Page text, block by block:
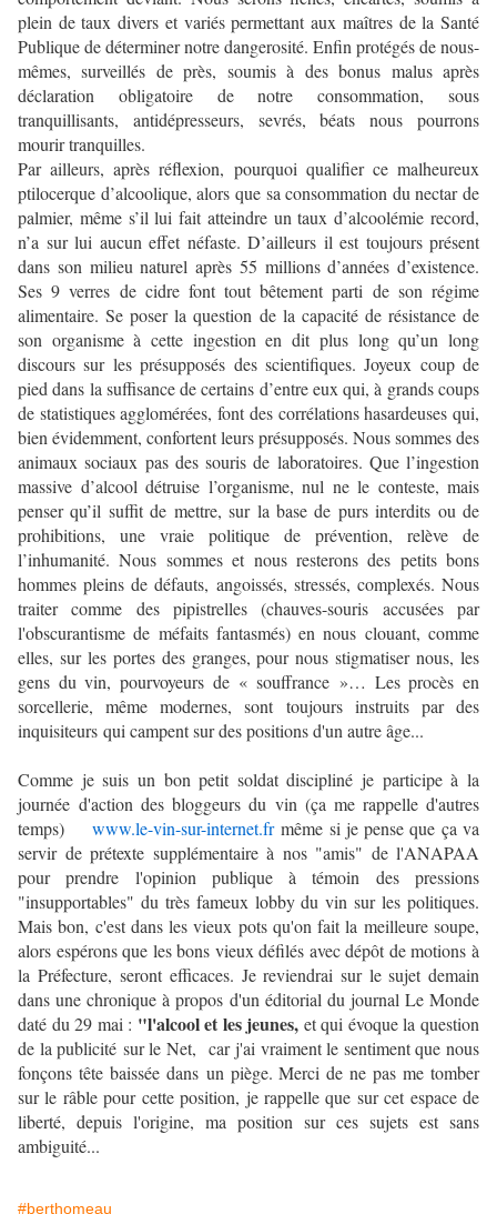
plein de taux divers et variés permettant aux maîtres de la Santé
Publique de déterminer notre dangerosité. Enfin protégés de nous-
mêmes, surveillés de près, soumis à des bonus malus après
déclaration obligatoire de notre consommation, sous
tranquillisants, antidépresseurs, sevrés, béats nous pourrons
mourir tranquilles.
Par ailleurs, après réflexion, pourquoi qualifier ce malheureux
ptilocerque d’alcoolique, alors que sa consommation du nectar de
palmier, même s’il lui fait atteindre un taux d’alcoolémie record,
n’a sur lui aucun effet néfaste. D’ailleurs il est toujours présent
dans son milieu naturel après 55 millions d’années d’existence.
Ses 9 verres de cidre font tout bêtement parti de son régime
alimentaire. Se poser la question de la capacité de résistance de
son organisme à cette ingestion en dit plus long qu’un long
discours sur les présupposés des scientifiques. Joyeux coup de
pied dans la suffisance de certains d’entre eux qui, à grands coups
de statistiques agglomérées, font des corrélations hasardeuses qui,
bien évidemment, confortent leurs présupposés. Nous sommes des
animaux sociaux pas des souris de laboratoires. Que l’ingestion
massive d’alcool détruise l’organisme, nul ne le conteste, mais
penser qu’il suffit de mettre, sur la base de purs interdits ou de
prohibitions, une vraie politique de prévention, relève de
l’inhumanité. Nous sommes et nous resterons des petits bons
hommes pleins de défauts, angoissés, stressés, complexés. Nous
traiter comme des pipistrelles (chauves-souris accusées par
l'obscurantisme de méfaits fantasmés) en nous clouant, comme
elles, sur les portes des granges, pour nous stigmatiser nous, les
gens du vin, pourvoyeurs de « souffrance »… Les procès en
sorcellerie, même modernes, sont toujours instruits par des
inquisiteurs qui campent sur des positions d'un autre âge...
Comme je suis un bon petit soldat discipliné je participe à la
journée d'action des bloggeurs du vin (ça me rappelle d'autres
temps)
www.le-vin-sur-internet.frmême si je pense que ça va
servir de prétexte supplémentaire à nos "amis" de l'ANAPAA
pour prendre l'opinion publique à témoin des pressions
"insupportables" du très fameux lobby du vin sur les politiques.
Mais bon, c'est dans les vieux pots qu'on fait la meilleure soupe,
alors espérons que les bons vieux défilés avec dépôt de motions à
la Préfecture, seront efficaces. Je reviendrai sur le sujet demain
dans une chronique à propos d'un éditorial du journal Le Monde
daté du 29 mai : "l'alcool et les jeunes, et qui évoque la question
de la publicité sur le Net, car j'ai vraiment le sentiment que nous
fonçons tête baissée dans un piège. Merci de ne pas me tomber
sur le râble pour cette position, je rappelle que sur cet espace de
liberté, depuis l'origine, ma position sur ces sujets est sans
ambiguité...
#berthomeau